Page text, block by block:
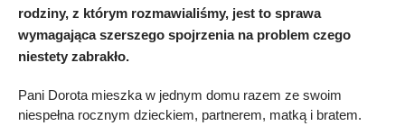
rodziny, z którym rozmawialiśmy, jest to sprawa
wymagająca szerszego spojrzenia na problem czego
niestety zabrakło.
Pani Dorota mieszka w jednym domu razem ze swoim
niespełna rocznym dzieckiem, partnerem, matką i bratem.